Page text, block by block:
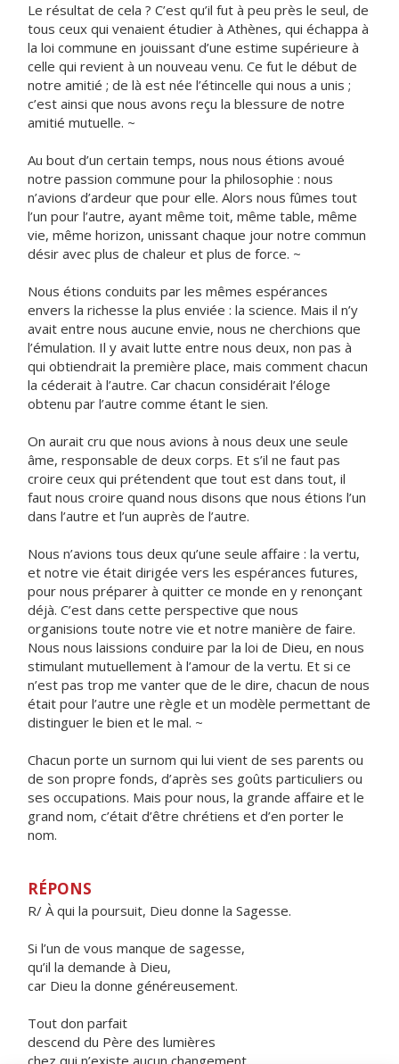
Le résultat de cela ? C’est qu’il fut à peu près le seul, de
tous ceux qui venaient étudier à Athènes, qui échappa à
la loi commune en jouissant d’une estime supérieure à
celle qui revient à un nouveau venu. Ce fut le début de
notre amitié ; de là est née l’étincelle qui nous a unis ;
c’est ainsi que nous avons reçu la blessure de notre
amitié mutuelle. ~
Au bout d’un certain temps, nous nous étions avoué
notre passion commune pour la philosophie : nous
n’avions d’ardeur que pour elle. Alors nous fûmes tout
l’un pour l’autre, ayant même toit, même table, même
vie, même horizon, unissant chaque jour notre commun
désir avec plus de chaleur et plus de force. ~
Nous étions conduits par les mêmes espérances
envers la richesse la plus enviée : la science. Mais il n’y
avait entre nous aucune envie, nous ne cherchions que
l’émulation. Il y avait lutte entre nous deux, non pas à
qui obtiendrait la première place, mais comment chacun
la céderait à l’autre. Car chacun considérait l’éloge
obtenu par l’autre comme étant le sien.
On aurait cru que nous avions à nous deux une seule
âme, responsable de deux corps. Et s’il ne faut pas
croire ceux qui prétendent que tout est dans tout, il
faut nous croire quand nous disons que nous étions l’un
dans l’autre et l’un auprès de l’autre.
Nous n’avions tous deux qu’une seule affaire : la vertu,
et notre vie était dirigée vers les espérances futures,
pour nous préparer à quitter ce monde en y renonçant
déjà. C’est dans cette perspective que nous
organisions toute notre vie et notre manière de faire.
Nous nous laissions conduire par la loi de Dieu, en nous
stimulant mutuellement à l’amour de la vertu. Et si ce
n’est pas trop me vanter que de le dire, chacun de nous
était pour l’autre une règle et un modèle permettant de
distinguer le bien et le mal. ~
Chacun porte un surnom qui lui vient de ses parents ou
de son propre fonds, d’après ses goûts particuliers ou
ses occupations. Mais pour nous, la grande affaire et le
grand nom, c’était d’être chrétiens et d’en porter le
nom.
RÉPONS
R/ À qui la poursuit, Dieu donne la Sagesse.
Si l’un de vous manque de sagesse,
qu’il la demande à Dieu,
car Dieu la donne généreusement.
Tout don parfait
descend du Père des lumières
chez qui n’existe aucun changement.